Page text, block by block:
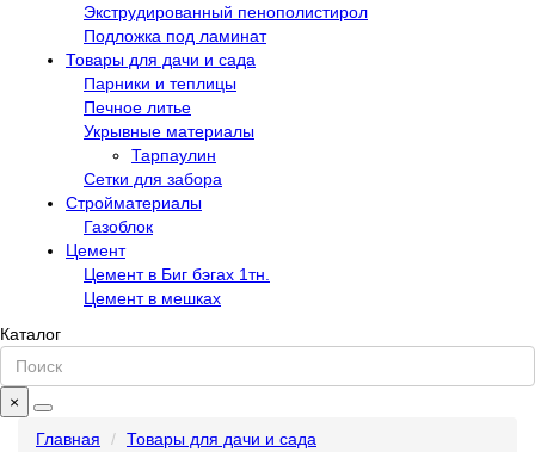
Экструдированный пенополистирол
Подложка под ламинат
Товары для дачи и сада
Парники и теплицы
Печное литье
Укрывные материалы
Тарпаулин
Сетки для забора
Стройматериалы
Газоблок
Цемент
Цемент в Биг бэгах 1тн.
Цемент в мешках
Каталог
×
Главная
Товары для дачи и сада